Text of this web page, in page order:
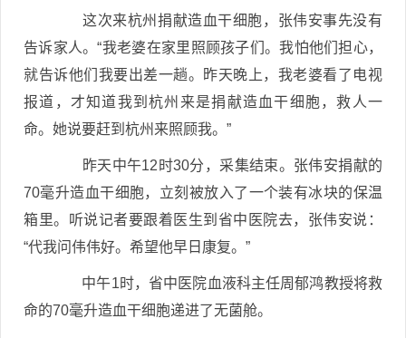
这次来杭州捐献造血干细胞，张伟安事先没有
告诉家人。“我老婆在家里照顾孩子们。我怕他们担心，
就告诉他们我要出差一趟。昨天晚上，我老婆看了电视
报道，才知道我到杭州来是捐献造血干细胞，救人一
命。她说要赶到杭州来照顾我。”
昨天中午12时30分，采集结束。张伟安捐献的
70毫升造血干细胞，立刻被放入了一个装有冰块的保温
箱里。听说记者要跟着医生到省中医院去，张伟安说：
“代我问伟伟好。希望他早日康复。”
中午1时，省中医院血液科主任周郁鸿教授将救
命的70毫升造血干细胞递进了无菌舱。